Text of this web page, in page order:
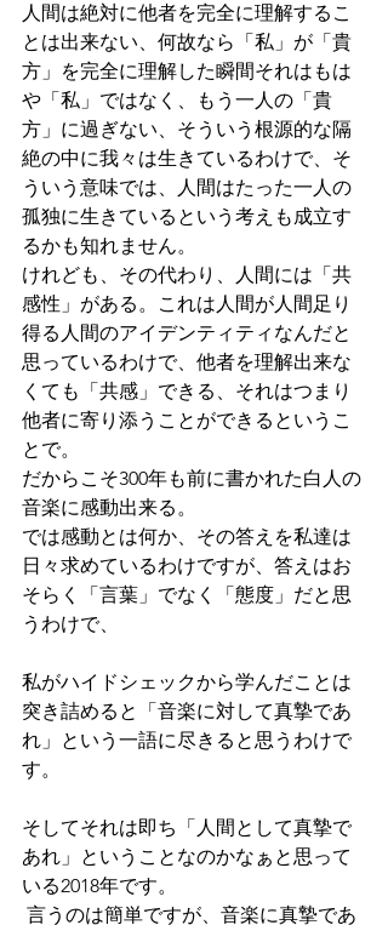
人間は絶対に他者を完全に理解するこ
とは出来ない、何故なら「私」が「貴
方」を完全に理解した瞬間それはもは
や「私」ではなく、もう一人の「貴
方」に過ぎない、そういう根源的な隔
絶の中に我々は生きているわけで、そ
ういう意味では、人間はたった一人の
孤独に生きているという考えも成立す
るかも知れません。
けれども、その代わり、人間には「共
感性」がある。これは人間が人間足り
得る人間のアイデンティティなんだと
思っているわけで、他者を理解出来な
くても「共感」できる、それはつまり
他者に寄り添うことができるというこ
とで。
だからこそ300年も前に書かれた白人の
音楽に感動出来る。
では感動とは何か、その答えを私達は
日々求めているわけですが、答えはお
そらく「言葉」でなく「態度」だと思
うわけで、
私がハイドシェックから学んだことは
突き詰めると「音楽に対して真摯であ
れ」という一語に尽きると思うわけで
す。
そしてそれは即ち「人間として真摯で
あれ」ということなのかなぁと思って
いる2018年です。